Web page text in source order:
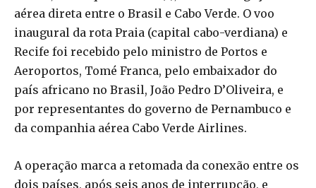
aérea direta entre o Brasil e Cabo Verde. O voo
inaugural da rota Praia (capital cabo-verdiana) e
Recife foi recebido pelo ministro de Portos e
Aeroportos, Tomé Franca, pelo embaixador do
país africano no Brasil, João Pedro D’Oliveira, e
por representantes do governo de Pernambuco e
da companhia aérea Cabo Verde Airlines.
A operação marca a retomada da conexão entre os
dois países, após seis anos de interrupção, e